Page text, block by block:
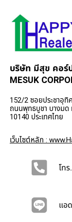
บริษัท มีสุข คอร์
MESUK
152/2 ซอยประชาอุ
ถนนพุทธบูชา บางมด
10140 ประเทศไทย
เว็บไซต์หลัก :
โท
แอ